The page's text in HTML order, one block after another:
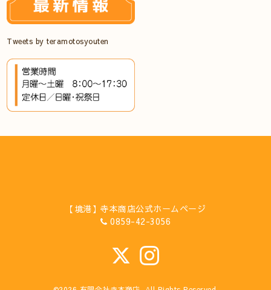
Tweets by teramotosyouten
【境港】寺本商店公式ホームページ
0859-42-3056